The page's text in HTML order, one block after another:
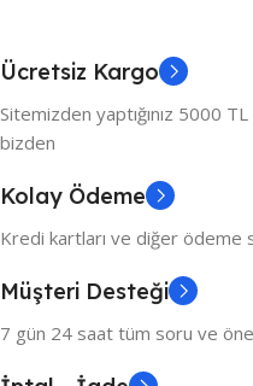
Ücretsiz Kargo
Sitemizden yaptığınız 5000
bizden
Kolay Ödeme
Kredi kartları ve diğer ödeme
Müşteri Desteği
7 gün 24 saat tüm soru ve